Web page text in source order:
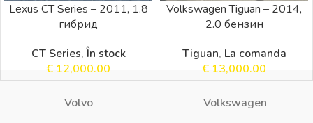
Lexus CT Series – 2011, 1.8
гибрид
CT Series,În stock
€ 12,000.00
Volkswagen Tiguan – 2014,
2.0 бензин
Tiguan, La comanda
€ 13,000.00
Volvo Volkswagen